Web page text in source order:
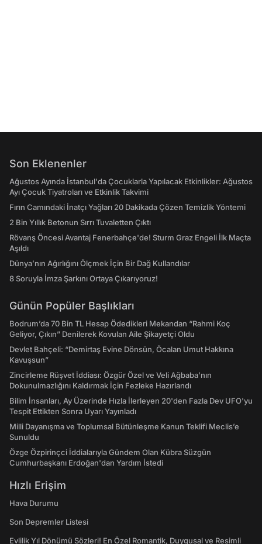
Son Eklenenler
Ağustos Ayında İstanbul'da Çocuklarla Yapılacak Etkinlikler: Ağustos
Ayı Çocuk Tiyatroları ve Etkinlik Takvimi
Fırın Camındaki İnatçı Yağları 20 Dakikada Çözen Temizlik Yöntemi
2 Bin Yıllık Betonun Sırrı Tuvaletten Çıktı
Rövanş Öncesi Avantaj Fenerbahçe'de! Sturm Graz Engeli İlk Maçta
Aşıldı
Dünya’nın Ağırlığını Ölçmek İçin Bir Dağ Kullandılar
8 Soruyla İmza Şarkını Ortaya Çıkarıyoruz!
Günün Popüler Başlıkları
Bodrum’da 70 Bin TL Hesap Ödedikleri Mekandan “Rahmi Koç
Geliyor, Çıkın” Denilerek Kovulan Aile Şikayetçi Oldu
Devlet Bahçeli: “Demirtaş Evine Dönsün, Öcalan Umut Hakkına
Kavuşsun”
Zincirleme Rüşvet İddiası: Özgür Özel ve Veli Ağbaba’nın
Dokunulmazlığını Kaldırmak İçin Fezleke Hazırlandı
Bilim İnsanları, Ay Üzerinde Hızla İlerleyen 20'den Fazla Dev UFO'yu
Tespit Ettikten Sonra Uyarı Yayınladı
Milli Dayanışma ve Toplumsal Bütünleşme Kanun Teklifi Meclis’e
Sunuldu
Özge Özpirinçci İddialarıyla Gündem Olan Kübra Süzgün
Cumhurbaşkanı Erdoğan'dan Yardım İstedi
Hızlı Erişim
Hava Durumu
Son Depremler Listesi
Evlilik Yıl Dönümü Sözleri! En Özel Romantik, Duygusal ve Resimli